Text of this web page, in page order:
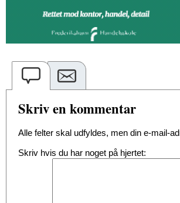
Skriv en kommentar
Alle felter skal udfyldes, men din e-mail-
Skriv hvis du har noget på hjertet: